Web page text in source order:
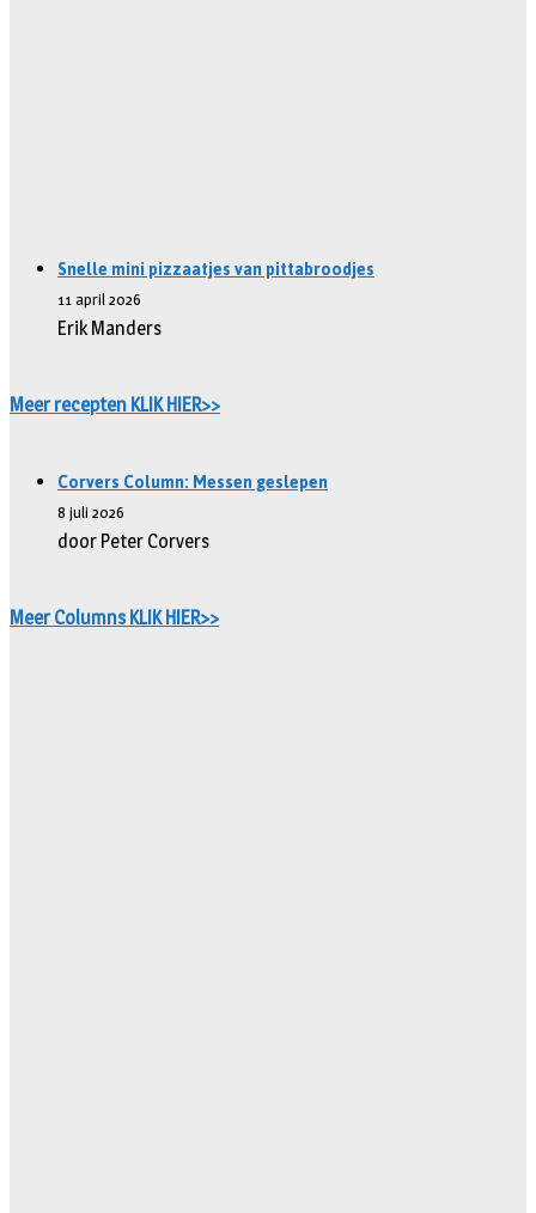
Snelle mini pizzaatjes van pittabroodjes
11 april 2026
Erik Manders
Meer recepten KLIK HIER>>
Corvers Column: Messen geslepen
8 juli 2026
door Peter Corvers
Meer Columns KLIK HIER>>